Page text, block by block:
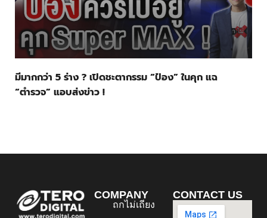
มีมากกว่า 5 ร่าง ? เปิดชะตากรรม “ป๋อง” ในคุก แฉ
“ตำรวจ” แอบส่งข่าว !
COMPANY
ถกไม่เถียง
CONTACT US